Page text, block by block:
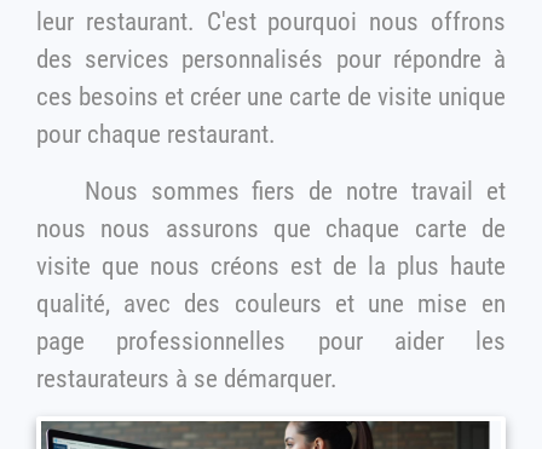
leur restaurant. C'est pourquoi nous offrons
des services personnalisés pour répondre à
ces besoins et créer une carte de visite unique
pour chaque restaurant.
Nous sommes fiers de notre travail et
nous nous assurons que chaque carte de
visite que nous créons est de la plus haute
qualité, avec des couleurs et une mise en
page professionnelles pour aider les
restaurateurs à se démarquer.